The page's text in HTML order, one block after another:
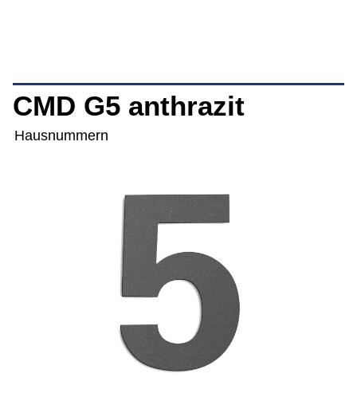
CMD G5 anthrazit
Hausnummern